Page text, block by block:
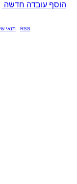
הוסף עובדה חדשה
RSS תנאי